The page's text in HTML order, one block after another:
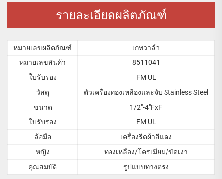
รายละเอียดผลิตภัณฑ์
หมายเลขผลิตภัณฑ์
เกทวาล์ว
หมายเลขสินค้า
8511041
ใบรับรอง
FM UL
วัสดุ
ตัวเครื่องทองเหลืองและจับ Stainless Steel
ขนาด
1/2"-4"FxF
ใบรับรอง
FM UL
ล้อมือ
เครื่องรีดผ้าสีแดง
หญิง
ทองเหลือง/โครเมียม/ขัดเงา
คุณสมบัติ
รูปแบบทางตรง